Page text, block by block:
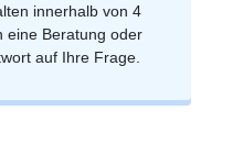
innerhalb von 4
eine Beratung oder
auf Ihre Frage.